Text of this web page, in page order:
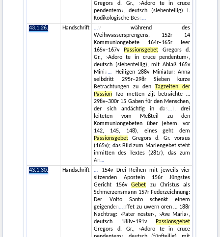
Gregors d. Gr., ›Adoro te in cruce
pendentem‹, deutsch (siebenteilig) I.
Kodikologische Besc
43.1.26.
Handschrift
v während des
Weihwassersprengens, 152r 14
Kommuniongebete 164r–165r leer
165v–167v
PassionsgebetGregors d.
Gr., ›Adoro te in cruce pendentum‹,
deutsch (siebenteilig), mit Ablaß 165v
Minia
Heiligen 288v Miniatur: Anna
selbdritt 295r–298r Sieben kurze
Betrachtungen zu den
Tagzeiten der
Passion Tzo metten zijt betraichte …
298v–300r 15 Gaben für den Menschen,
der sich andächtig in das
), drei
leiteten vom Meßteil zu den
Kommuniongebeten über (ehem. vor
142, 145, 148), eines geht dem
Passionsgebet Gregors d. Gr. voraus
(165v); das Bild zum Mariengebet steht
inmitten des Textes (281r), das zum
An
43.1.30.
Handschrift
154v Drei Reihen mit jeweils vier
sitzenden Aposteln 156r Jüngstes
Gericht 156vGebet zu Christus als
Schmerzensmann 157r Federzeichnung:
Der Volto Santo schenkt einem
geigenden
pffet zu uwern oren … 188r
Nachtrag: ›Pater noster‹, ›Ave Maria‹,
deutsch 188v–191v
Passionsgebet
Gregors d. Gr., ›Adoro te in cruce